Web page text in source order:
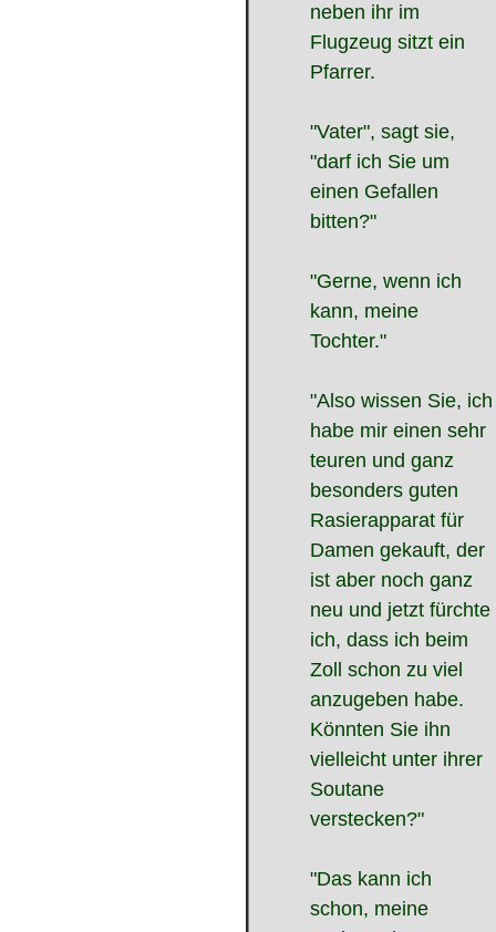
neben ihr im
Flugzeug sitzt ein
Pfarrer.
"Vater", sagt sie,
"darf ich Sie um
einen Gefallen
bitten?"
"Gerne, wenn ich
kann, meine
Tochter."
"Also wissen Sie, ich
habe mir einen sehr
teuren und ganz
besonders guten
Rasierapparat für
Damen gekauft, der
ist aber noch ganz
neu und jetzt fürchte
ich, dass ich beim
Zoll schon zu viel
anzugeben habe.
Könnten Sie ihn
vielleicht unter ihrer
Soutane
verstecken?"
"Das kann ich
schon, meine